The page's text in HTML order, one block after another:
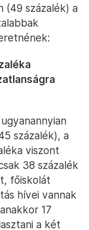
(49 százalék) a
százalék), a
viszont
38 százalék
főiskolát
hívei vannak
17
a két